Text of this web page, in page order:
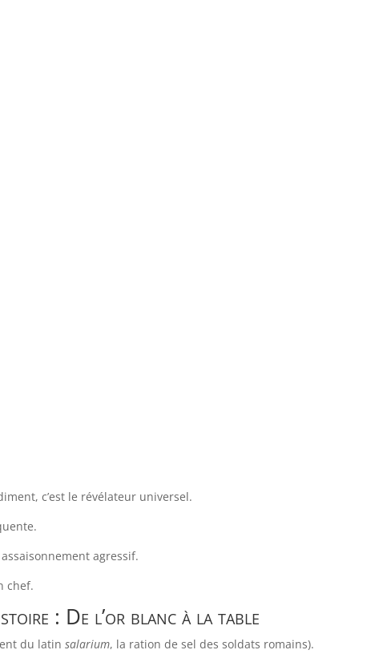
c’est le révélateur universel.
agressif.
chef.
: De l’or blanc à la table
du latinsalarium, la ration de sel des soldats romains).